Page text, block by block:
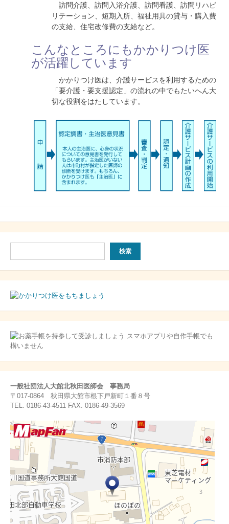
訪問介護、訪問入浴介護、訪問看護、訪問リハビ
リテーション、短期入所、福祉用具の貸与・購入費
の支給、住宅改修費の支給など。
こんなところにもかかりつけ医
が活躍しています
かかりつけ医は、介護サービスを利用するための
「要介護・要支援認定」の流れの中でもたいへん大
切な役割をはたしています。
検索
一般社団法人大館北秋田医師会 事務局
〒017-0864 秋田県大館市根下戸新町１番８号
TEL. 0186-43-4511 FAX. 0186-49-3569